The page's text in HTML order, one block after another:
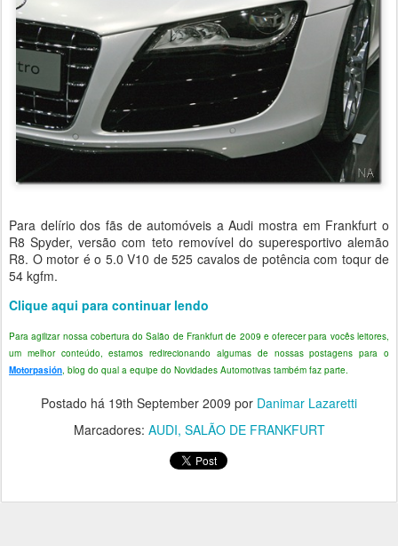
Para delírio dos fãs de automóveis a Audi mostra em Frankfurt o
R8 Spyder, versão com teto removível do superesportivo alemão
R8. O motor é o 5.0 V10 de 525 cavalos de potência com toqur de
54 kgfm.
Clique aqui para continuar lendo
Para agilizar nossa cobertura do Salão de Frankfurt de 2009 e oferecer para vocês leitores,
um melhor conteúdo, estamos redirecionando algumas de nossas postagens para o
Motorpasión, blog do qual a equipe do Novidades Automotivas também faz parte.
Postado há 19th September 2009 por Danimar Lazaretti
Marcadores: AUDI SALÃO DE FRANKFURT